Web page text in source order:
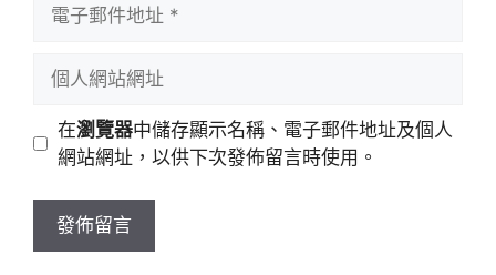
址
站
址
在瀏覽器中儲存顯示名稱、電子郵件地址及個人
網站網址，以供下次發佈留言時使用。